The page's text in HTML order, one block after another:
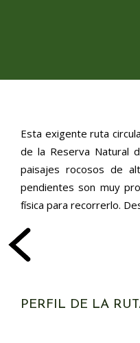
Esta exigente ruta
de la Reserva Natural
paisajes rocosos de
pendientes son muy
física para recorrerlo. Desde Mata de Haya la ruta se dirige al este en un tramo
común con el SL®-NA
un empinado ascenso
trazado asciende
entre hayas. Tras
PERFIL DE LA